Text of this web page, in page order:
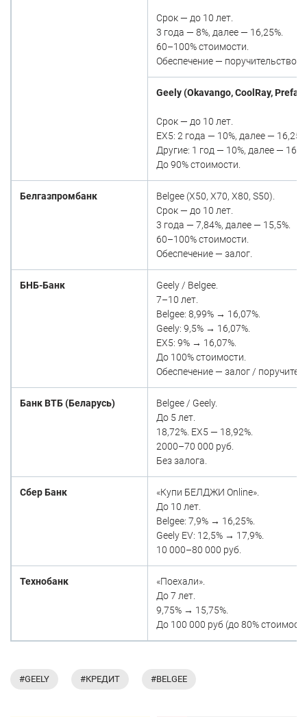
Срок — до 10 лет.
3 года — 8%, далее — 16,25%.
60–100% стоимости.
Обеспечение — поручительство /
Geely (Okavango, CoolRay,
Срок — до 10 лет.
EX5: 2 года — 10%, далее —
Другие: 1 год — 10%, далее —
До 90% стоимости.
Белгазпромбанк
Belgee (X50, X70, X80, S50).
Срок — до 10 лет.
3 года — 7,84%, далее — 15,5%.
60–100% стоимости.
Обеспечение — залог.
БНБ-Банк
Geely / Belgee.
7–10 лет.
Belgee: 8,99% → 16,07%.
Geely: 9,5% → 16,07%.
EX5: 9% → 16,07%.
До 100% стоимости.
Обеспечение — залог /
Банк ВТБ (Беларусь)
Belgee / Geely.
До 5 лет.
18,72%. EX5 — 18,92%.
2000–70 000 руб.
Без залога.
Сбер Банк
«Купи БЕЛДЖИ Online».
До 10 лет.
Belgee: 7,9% → 16,25%.
Geely EV: 12,5% → 17,9%.
10 000–80 000 руб.
Технобанк
«Поехали».
До 7 лет.
9,75% → 15,75%.
До 100 000 руб (до 80%
#GEELY #КРЕДИТ #BELGEE